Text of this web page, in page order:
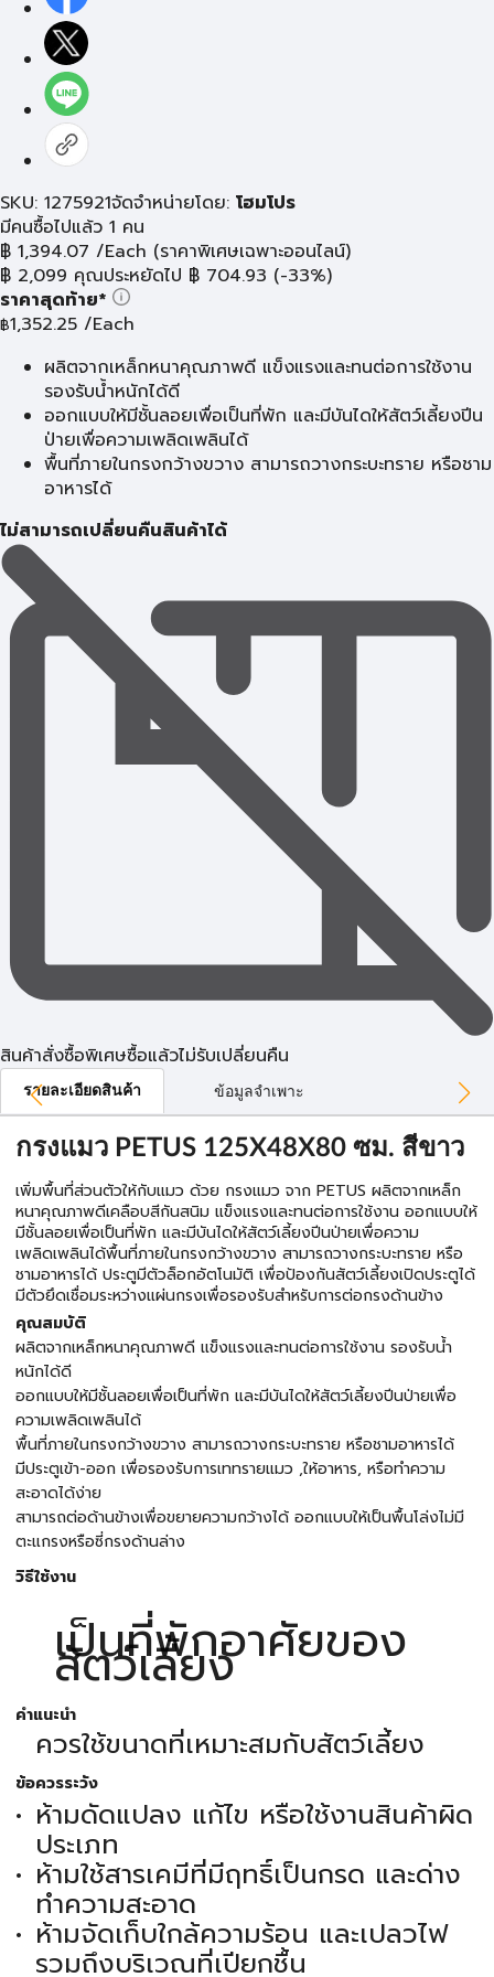
SKU: 1275921จัดจำหน่ายโดย: โฮมโปร
มีคนซื้อไปแล้ว 1 คน
฿ 1,394.07 /Each (ราคาพิเศษเฉพาะออนไลน์)
฿ 2,099 คุณประหยัดไป ฿ 704.93 (-33%)
ราคาสุดท้าย*
฿1,352.25 /Each
ผลิตจากเหล็กหนาคุณภาพดี แข็งแรงและทนต่อการใช้งาน
รองรับน้ำหนักได้ดี
ออกแบบให้มีชั้นลอยเพื่อเป็นที่พัก และมีบันไดให้สัตว์เลี้ยงปีน
ป่ายเพื่อความเพลิดเพลินได้
พื้นที่ภายในกรงกว้างขวาง สามารถวางกระบะทราย หรือชาม
อาหารได้
ไม่สามารถเปลี่ยนคืนสินค้าได้
สินค้าสั่งซื้อพิเศษซื้อแล้วไม่รับเปลี่ยนคืน
รายละเอียดสินค้า ข้อมูลจำเพาะ
กรงแมว PETUS 125X48X80 ซม. สีขาว
เพิ่มพื้นที่ส่วนตัวให้กับแมว ด้วย กรงแมว จาก PETUS ผลิตจากเหล็ก
หนาคุณภาพดีเคลือบสีกันสนิม แข็งแรงและทนต่อการใช้งาน ออกแบบให้
มีชั้นลอยเพื่อเป็นที่พัก และมีบันไดให้สัตว์เลี้ยงปีนป่ายเพื่อความ
เพลิดเพลินได้พื้นที่ภายในกรงกว้างขวาง สามารถวางกระบะทราย หรือ
ชามอาหารได้ ประตูมีตัวล็อกอัตโนมัติ เพื่อป้องกันสัตว์เลี้ยงเปิดประตูได้
มีตัวยึดเชื่อมระหว่างแผ่นกรงเพื่อรองรับสำหรับการต่อกรงด้านข้าง
คุณสมบัติ
ผลิตจากเหล็กหนาคุณภาพดี แข็งแรงและทนต่อการใช้งาน รองรับน้ำ
หนักได้ดี
ออกแบบให้มีชั้นลอยเพื่อเป็นที่พัก และมีบันไดให้สัตว์เลี้ยงปีนป่ายเพื่อ
ความเพลิดเพลินได้
พื้นที่ภายในกรงกว้างขวาง สามารถวางกระบะทราย หรือชามอาหารได้
มีประตูเข้า-ออก เพื่อรองรับการเททรายแมว ,ให้อาหาร, หรือทำความ
สะอาดได้ง่าย
สามารถต่อด้านข้างเพื่อขยายความกว้างได้ ออกแบบให้เป็นพื้นโล่งไม่มี
ตะแกรงหรือซี่กรงด้านล่าง
วิธีใช้งาน
เป็นที่พักอาศัยของ
สัตว์เลี้ยง
คำแนะนำ
ควรใช้ขนาดที่เหมาะสมกับสัตว์เลี้ยง
ข้อควรระวัง
ห้ามดัดแปลง แก้ไข หรือใช้งานสินค้าผิด
ประเภท
ห้ามใช้สารเคมีที่มีฤทธิ์เป็นกรด และด่าง
ทำความสะอาด
ห้ามจัดเก็บใกล้ความร้อน และเปลวไฟ
รวมถึงบริเวณที่เปียกชื้น